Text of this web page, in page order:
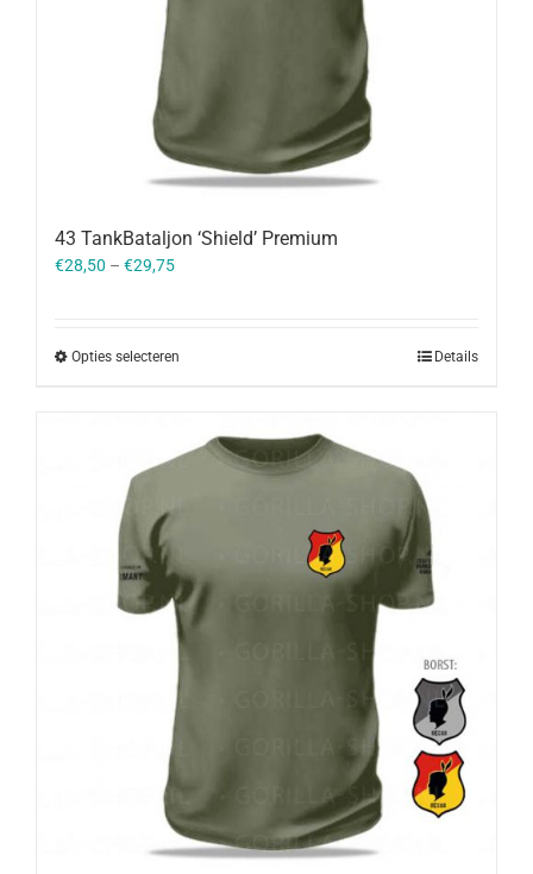
43 TankBataljon ‘Shield’ Premium
€28,50 – €29,75
Opties selecteren Details